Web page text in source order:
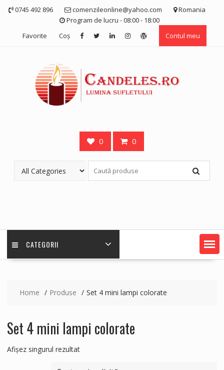
Skip 0745 492 896 comenzileonline@yahoo.com
Romania
Program de lucru - 08:00 - 18:00
Favorite
Coş Contul meu
0 0
CATEGORII
Home Produse Set 4 mini lampi colorate
Set 4 mini lampi colorate
Afișez singurul rezultat